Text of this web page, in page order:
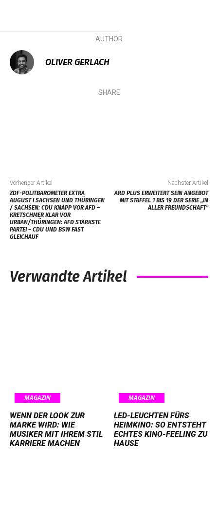
AUTHOR
OLIVER GERLACH
SHARE
Vorheriger Artikel
ZDF-POLITBAROMETER EXTRA
AUGUST I SACHSEN UND THÜRINGEN
/ SACHSEN: CDU KNAPP VOR AFD –
KRETSCHMER KLAR VOR
URBAN/THÜRINGEN: AFD STÄRKSTE
PARTEI – CDU UND BSW FAST
GLEICHAUF
Nächster Artikel
ARD PLUS ERWEITERT SEIN ANGEBOT
MIT STAFFEL 1 BIS 19 DER SERIE „IN
ALLER FREUNDSCHAFT“
Verwandte Artikel
MAGAZIN
WENN DER LOOK ZUR
MARKE WIRD: WIE
MUSIKER MIT IHREM STIL
KARRIERE MACHEN
MAGAZIN
LED-LEUCHTEN FÜRS
HEIMKINO: SO ENTSTEHT
ECHTES KINO-FEELING ZU
HAUSE